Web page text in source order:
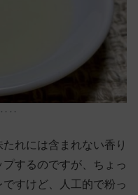
‥‥
れには含まれない香り
するのですが、ちょっ
すけど、人工的で粉っ